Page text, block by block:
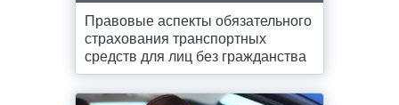
Правовые аспекты обязательного
страхования транспортных
средств для лиц без гражданства